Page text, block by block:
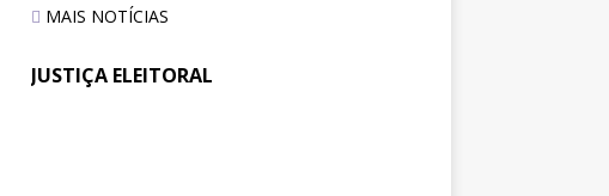
MAIS NOTÍCIAS
JUSTIÇA ELEITORAL